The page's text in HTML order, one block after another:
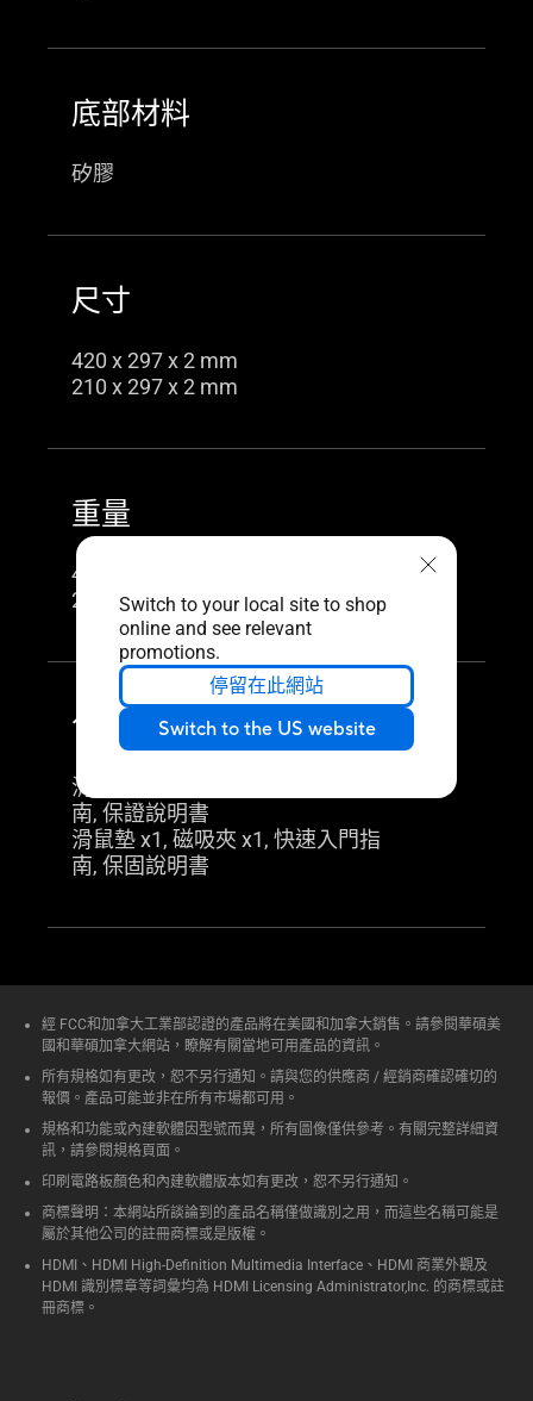
Switch to your local site to shop
online and see relevant
promotions.
停留在此網站
Switch to the US website
底部材料
矽膠
尺寸
420 x 297 x 2 mm
210 x 297 x 2 mm
重量
446 +-2 g
223 +-2g
包裝盒內容
滑鼠墊 x1, 磁吸夾 x1, 快速入門指
南, 保證說明書
滑鼠墊 x1, 磁吸夾 x1, 快速入門指
南, 保固說明書
經 FCC和加拿大工業部認證的產品將在美國和加拿大銷售。請參閱華碩美
國和華碩加拿大網站，瞭解有關當地可用產品的資訊。
所有規格如有更改，恕不另行通知。請與您的供應商 / 經銷商確認確切的
報價。產品可能並非在所有市場都可用。
規格和功能或內建軟體因型號而異，所有圖像僅供參考。有關完整詳細資
訊，請參閱規格頁面。
印刷電路板顏色和內建軟體版本如有更改，恕不另行通知。
商標聲明：本網站所談論到的產品名稱僅做識別之用，而這些名稱可能是
屬於其他公司的註冊商標或是版權。
HDMI、HDMI High-Definition Multimedia Interface、HDMI 商業外觀及
HDMI 識別標章等詞彙均為 HDMI Licensing Administrator,Inc. 的商標或註
冊商標。